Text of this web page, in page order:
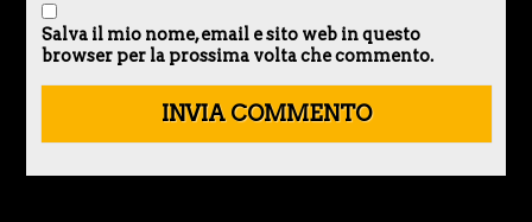
Salva il mio nome, email e sito web in questo
browser per la prossima volta che commento.